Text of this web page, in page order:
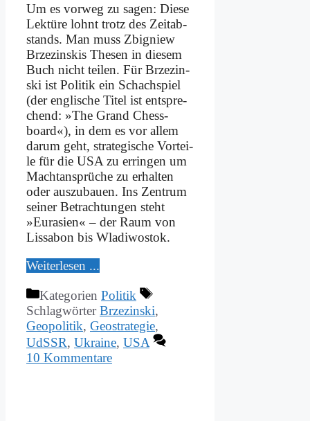
Um es vor­weg zu sa­gen: Die­se
Lek­tü­re lohnt trotz des Zeit­ab­
stands. Man muss Zbi­gniew
Brze­zinskis The­sen in die­sem
Buch nicht tei­len. Für Brze­zin­
ski ist Po­li­tik ein Schach­spiel
(der eng­li­sche Ti­tel ist ent­spre­
chend: »The Grand Ch­ess­
board«), in dem es vor al­lem
dar­um geht, stra­te­gi­sche Vor­tei­
le für die USA zu er­rin­gen um
Macht­an­sprü­che zu er­hal­ten
oder aus­zu­bau­en. Ins Zen­trum
sei­ner Be­trach­tun­gen steht
»Eu­ra­si­en« – der Raum von
Lis­sa­bon bis Wla­di­wo­stok.
Wei­ter­le­sen ...
Kategorien Politik
SchlagwörterBrzezinski,
Geopolitik, Geostrategie,
UdSSR, Ukraine, USA
10 Kommentare